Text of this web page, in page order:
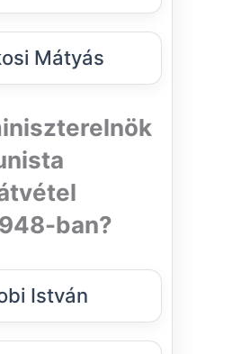
Mátyás
ban?
István